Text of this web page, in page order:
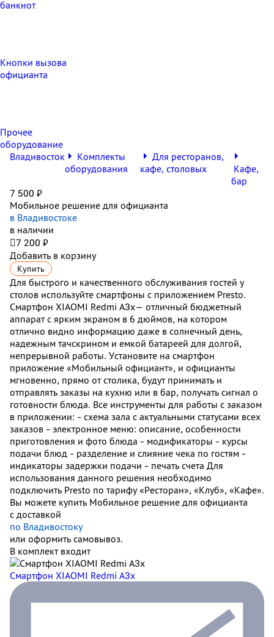
банкнот
Кнопки вызова
официанта
Прочее
оборудование
Владивосток
Комплекты
оборудования
Для ресторанов,
кафе, столовых
Кафе,
бар
7 500 ₽
Мобильное решение для официанта
в Владивостоке
в наличии
7 200 ₽
Добавить в корзину
Купить
Для быстрого и качественного обслуживания гостей у
столов используйте смартфоны с приложением Presto.
Смартфон XIAOMI Redmi А3x— отличный бюджетный
аппарат с ярким экраном в 6 дюймов, на котором
отлично видно информацию даже в солнечный день,
надежным тачскрином и емкой батареей для долгой,
непрерывной работы. Установите на смартфон
приложение «Мобильный официант», и официанты
мгновенно, прямо от столика, будут принимать и
отправлять заказы на кухню или в бар, получать сигнал о
готовности блюда. Все инструменты для работы с заказом
в приложении: - cхема зала с актуальными статусами всех
заказов - электронное меню: описание, особенности
приготовления и фото блюда - модификаторы - курсы
подачи блюд - разделение и слияние чека по гостям -
индикаторы задержки подачи - печать счета Для
использования данного решения необходимо
подключить Presto по тарифу «Ресторан», «Клуб», «Кафе».
Вы можете купить Мобильное решение для официанта
с доставкой
по Владивостоку
или оформить самовывоз.
В комплект входит
Смартфон XIAOMI Redmi A3x